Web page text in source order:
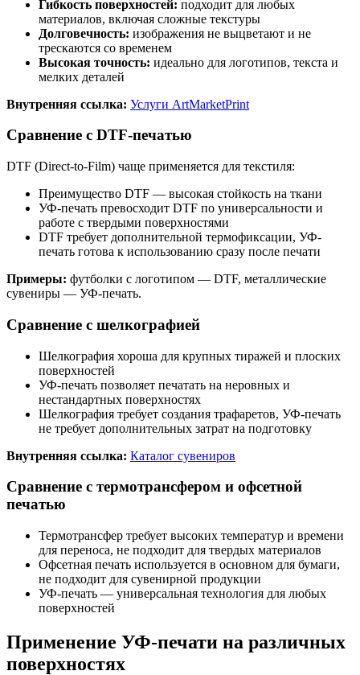
Гибкость поверхностей: подходит для любых
материалов, включая сложные текстуры
Долговечность: изображения не выцветают и не
трескаются со временем
Высокая точность: идеально для логотипов, текста и
мелких деталей
Внутренняя ссылка: Услуги ArtMarketPrint
Сравнение с DTF-печатью
DTF (Direct-to-Film) чаще применяется для текстиля:
Преимущество DTF — высокая стойкость на ткани
УФ-печать превосходит DTF по универсальности и
работе с твердыми поверхностями
DTF требует дополнительной термофиксации, УФ-
печать готова к использованию сразу после печати
Примеры: футболки с логотипом — DTF, металлические
сувениры — УФ-печать.
Сравнение с шелкографией
Шелкография хороша для крупных тиражей и плоских
поверхностей
УФ-печать позволяет печатать на неровных и
нестандартных поверхностях
Шелкография требует создания трафаретов, УФ-печать
не требует дополнительных затрат на подготовку
Внутренняя ссылка: Каталог сувениров
Сравнение с термотрансфером и офсетной
печатью
Термотрансфер требует высоких температур и времени
для переноса, не подходит для твердых материалов
Офсетная печать используется в основном для бумаги,
не подходит для сувенирной продукции
УФ-печать — универсальная технология для любых
поверхностей
Применение УФ-печати на различных
поверхностях